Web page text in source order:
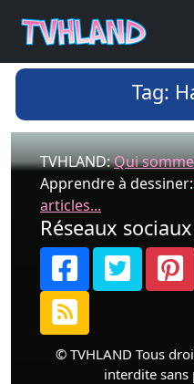
Tag:
TVHLAND:Qui
Apprendre à dessiner:
articles...
Réseaux sociaux
© TVHLAND Tous
interdite sans